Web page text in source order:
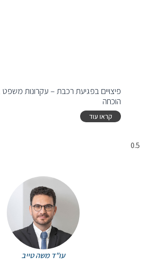
פיצויים בפגיעת רכבת – עקרונות משפט
הוכחה
קראו עוד
עו"ד משה טייב